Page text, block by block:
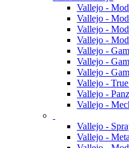
Vallejo -
Vallejo -
Vallejo -
Vallejo -
Vallejo -
Vallejo -
Vallejo -
Vallejo -
Vallejo -
Vallejo -
Vallejo -
Vallejo -